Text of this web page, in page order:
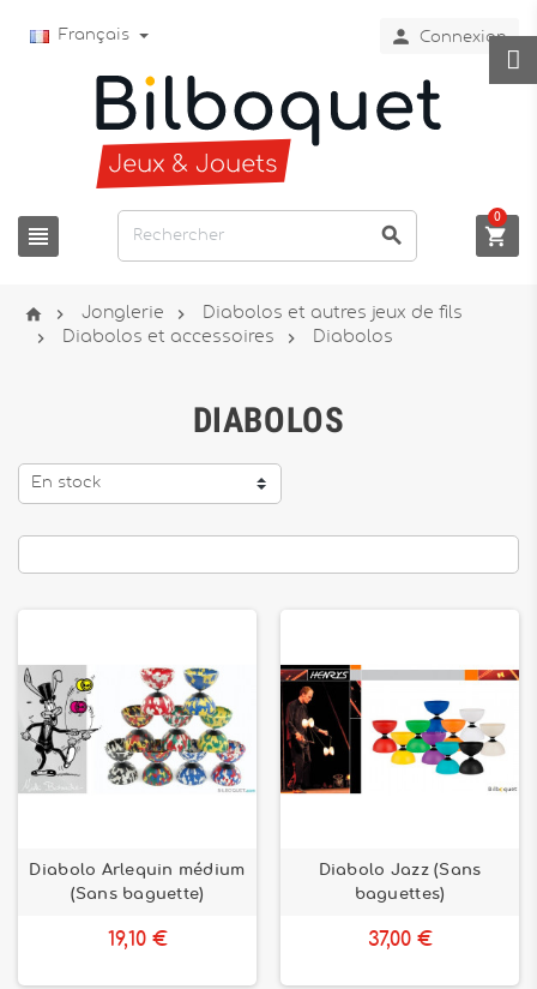
Français  Connexion
  
0
  Jonglerie  Diabolos et autres jeux de fils
 Diabolos et accessoires  Diabolos
DIABOLOS
En stock
Diabolo Arlequin médium
(Sans baguette)
19,10 €
Diabolo Jazz (Sans
baguettes)
37,00 €